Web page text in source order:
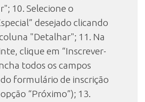
10. Selecione o
desejado clicando
"Detalhar"; 11. Na
clique em “Inscrever-
todos os campos
formulário de inscrição
“Próximo”); 13.